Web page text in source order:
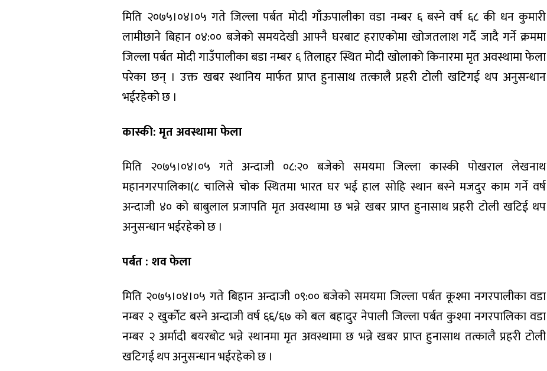
मिति २०७५।०४।०५ गते जिल्ला पर्बत मोदी गाँऊपालीका वडा नम्बर ६ बस्ने वर्ष ६८ की धन कुमारी
लामीछाने बिहान ०४:०० बजेको समयदेखी आफ्नै घरबाट हराएकोमा खोजतलाश गर्दै जादै गर्ने क्रममा
जिल्ला पर्बत मोदी गाउँपालीका बडा नम्बर ६ तिलाहृर स्थित मोदी खोलाको किनारमा मृत अवस्थामा फेला
परेका छन् । उक्त खबर स्थानिय मार्फत प्राप्त हुनासाथ तत्कालै प्रहरी टोली खटिगई थप अनुसन्धान
भईरहेको छ ।
कास्की: मृत अवस्थामा फेला
मिति २०७५।०४।०५ गते अन्दाजी ०८:२० बजेको समयमा जिल्ला कास्की पोखराल लेखनाथ
महानगरपालिका(८ चालिसे चोक स्थितमा भारत घर भई हाल सोहि स्थान बस्ने मजदुर काम गर्ने वर्ष
अन्दाजी ४० को बाबुलाल प्रजापति मृत अवस्थामा छ भन्ने खबर प्राप्त हुनासाथ प्रहरी टोली खटिई थप
अनुसन्धान भईरहेको छ ।
पर्बत : शव फेला
मिति २०७५।०४।०५ गते बिहान अन्दाजी ०९:०० बजेको समयमा जिल्ला पर्बत कूश्मा नगरपालीका वडा
नम्बर २ खुर्कोट बस्ने अन्दाजी वर्ष ६६/६७ को बल बहादुर नेपाली जिल्ला पर्बत कुश्मा नगरपालिका वडा
नम्बर २ अर्मादी बयरबोट भन्ने स्थानमा मृत अवस्थामा छ भन्ने खबर प्राप्त हुनासाथ तत्कालै प्रहरी टोली
खटिगई थप अनुसन्धान भईरहेको छ ।